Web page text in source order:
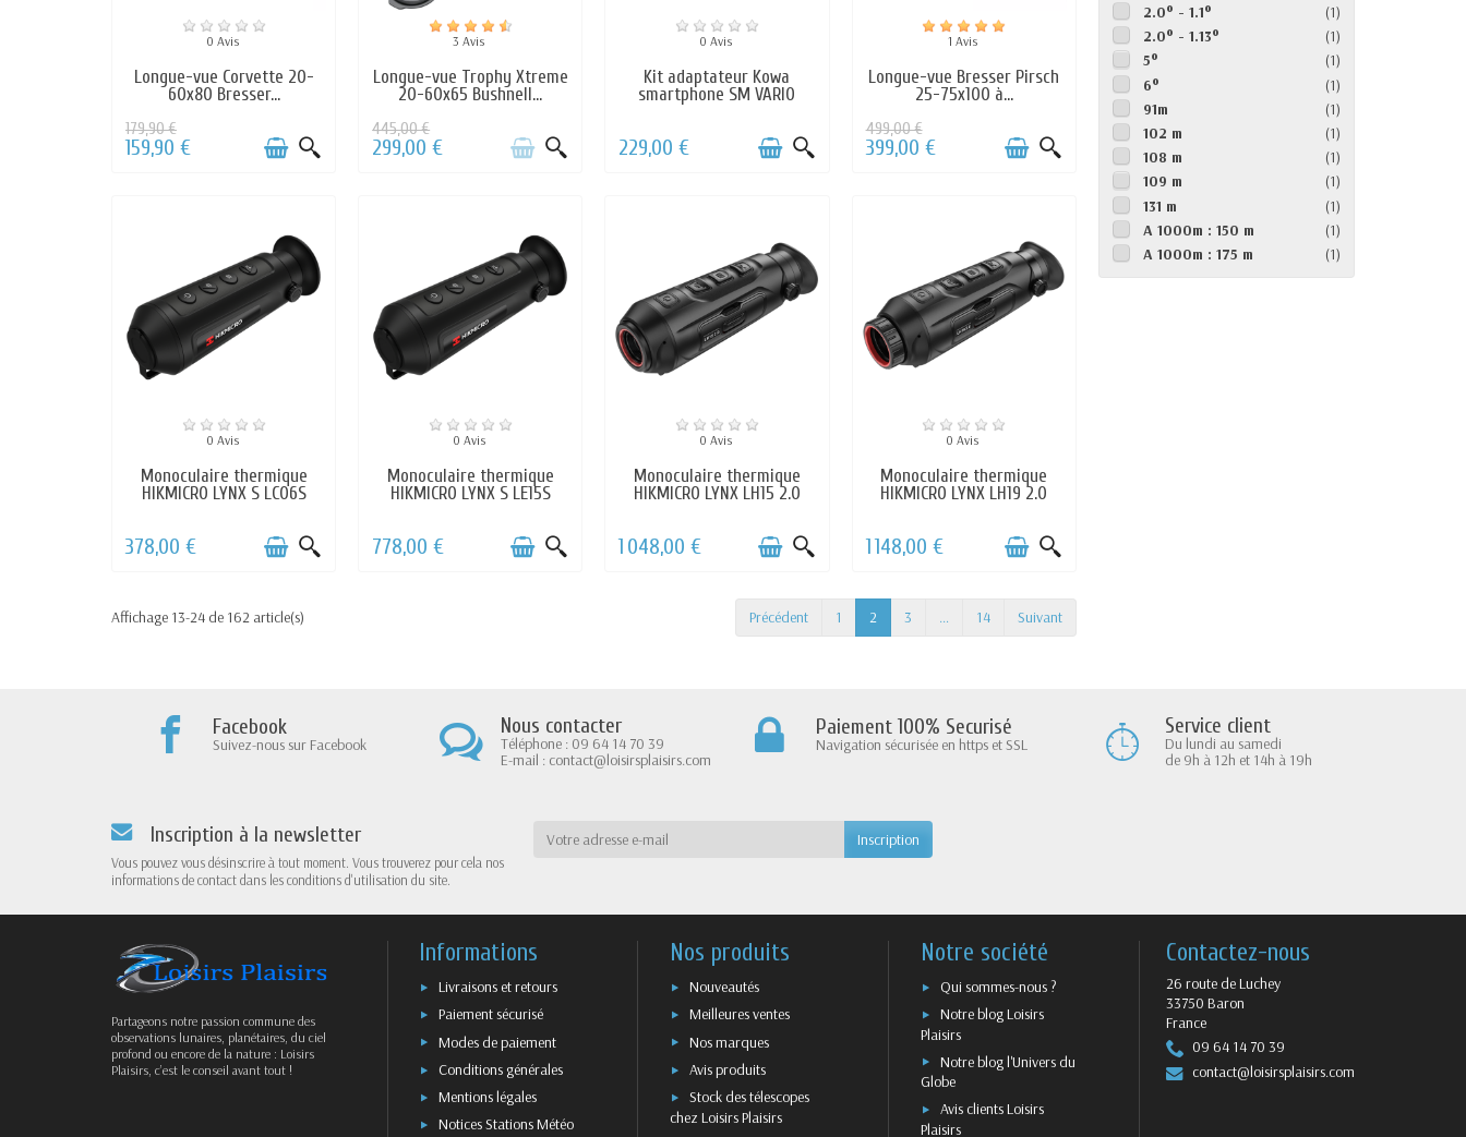
0 Avis
Longue-vue Corvette 20-
60x80 Bresser...
179,90 €
159,90 €
3 Avis
Longue-vue Trophy Xtreme
20-60x65 Bushnell...
445,00 €
299,00 €
0 Avis
Kit adaptateur Kowa
smartphone SM VARIO
229,00 €
1 Avis
Longue-vue Bresser Pirsch
25-75x100 à...
499,00 €
399,00 €
0 Avis
Monoculaire thermique
HIKMICRO LYNX S LC06S
378,00 €
0 Avis
Monoculaire thermique
HIKMICRO LYNX S LE15S
778,00 €
0 Avis
Monoculaire thermique
HIKMICRO LYNX LH15 2.0
1 048,00 €
0 Avis
Monoculaire thermique
HIKMICRO LYNX LH19 2.0
1 148,00 €
Affichage 13-24 de 162 article(s) Précédent 1 2 3 … 14 Suivant
2.0° - 1.1°
(1)
2.0° - 1.13°
(1)
5°
(1)
6°
(1)
91m
(1)
102 m
(1)
108 m
(1)
109 m
(1)
131 m
(1)
A 1000m : 150 m
(1)
A 1000m : 175 m
(1)
Facebook
Suivez-nous sur Facebook
Nous contacter
Téléphone : 09 64 14 70 39
E-mail : contact@loisirsplaisirs.com
Paiement 100% Securisé
Navigation sécurisée en https et SSL
Service client
Du lundi au samedi
de 9h à 12h et 14h à 19h
Inscription à la newsletter
Vous pouvez vous désinscrire à tout moment. Vous trouverez pour cela nos
informations de contact dans les conditions d'utilisation du site.
Partageons notre passion commune des
observations lunaires, planétaires, du ciel
profond ou encore de la nature : Loisirs
Plaisirs, c’est le conseil avant tout !
Informations
Livraisons et retours
Paiement sécurisé
Modes de paiement
Conditions générales
Mentions légales
Notices Stations Météo
Nos produits
Nouveautés
Meilleures ventes
Nos marques
Avis produits
Stock des télescopes
chez Loisirs Plaisirs
Notre société
Qui sommes-nous ?
Notre blog Loisirs
Plaisirs
Notre blog l'Univers du
Globe
Avis clients Loisirs
Plaisirs
Contactez-nous
26 route de Luchey
33750 Baron
France
09 64 14 70 39
contact@loisirsplaisirs.com